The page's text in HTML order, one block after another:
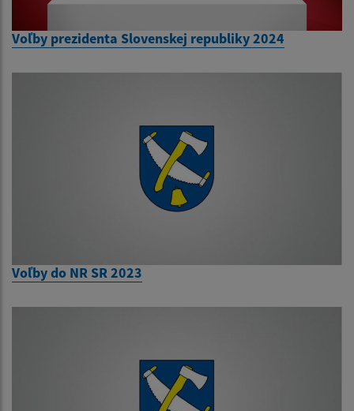
Voľby prezidenta Slovenskej republiky 2024
Voľby do NR SR 2023